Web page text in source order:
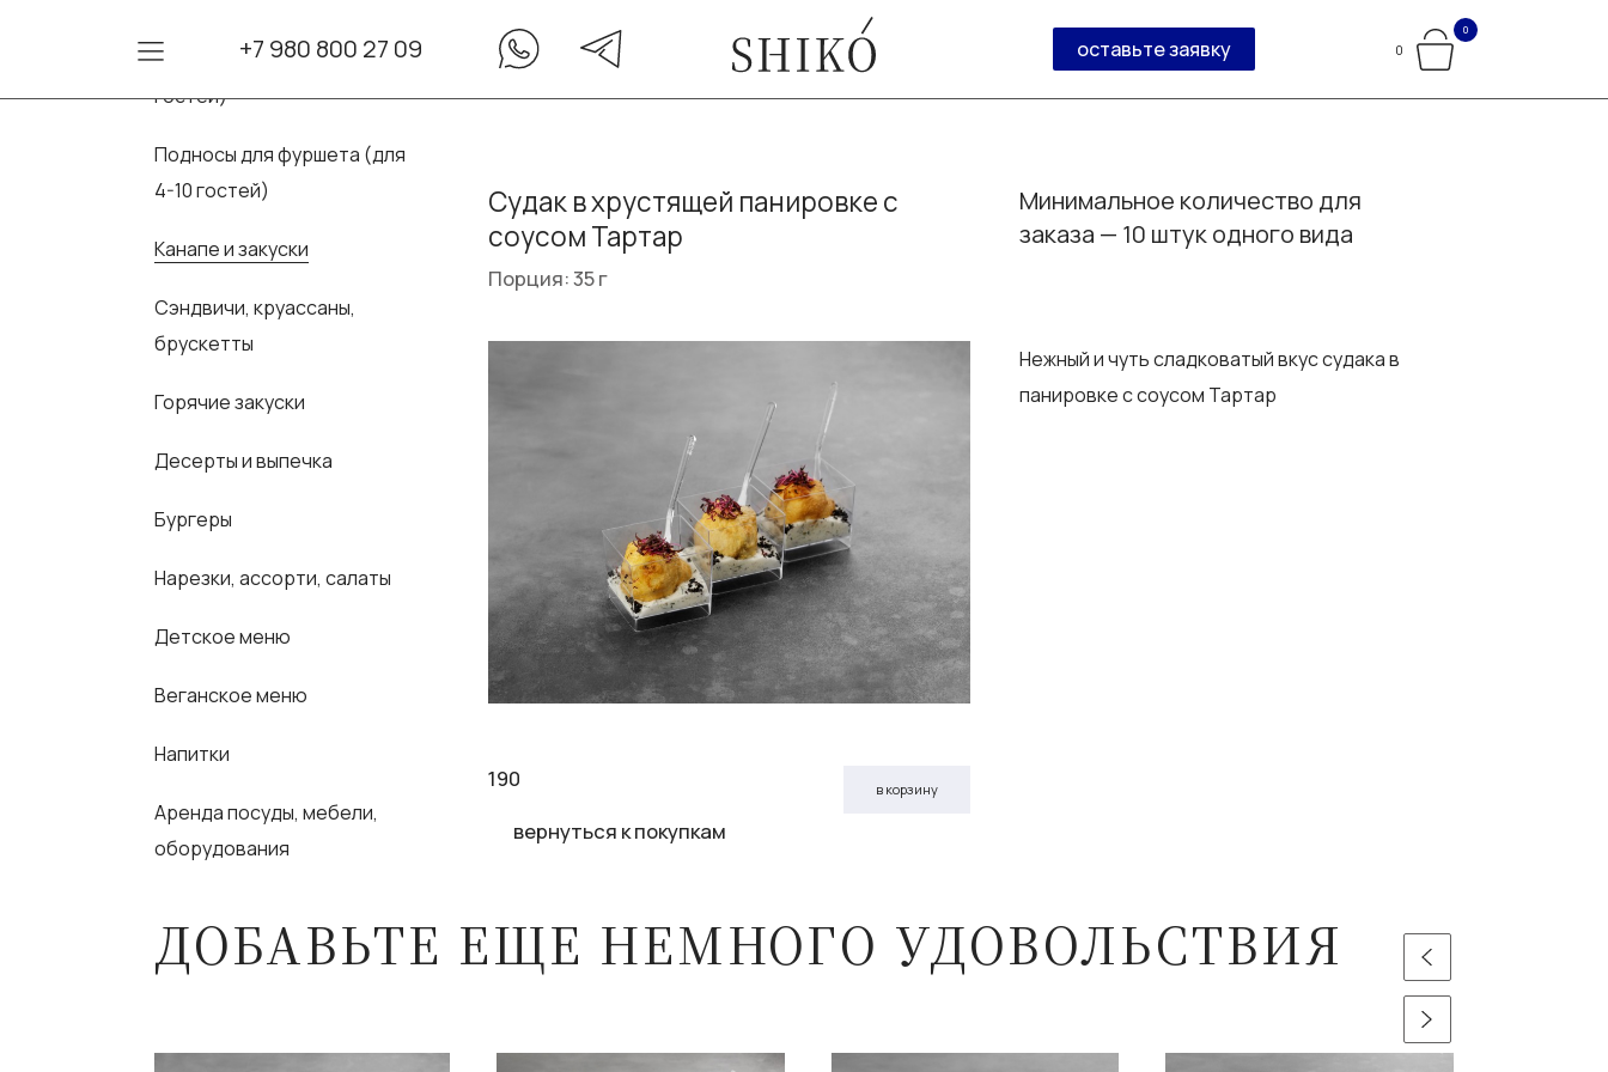
+7 980 800 27 09 оставьте заявку 0
0
Сеты для фуршета (для 10-30
гостей)
Подносы для фуршета (для
4-10 гостей)
Канапе и закуски
Сэндвичи, круассаны,
брускетты
Горячие закуски
Десерты и выпечка
Бургеры
Нарезки, ассорти, салаты
Детское меню
Веганское меню
Напитки
Аренда посуды, мебели,
оборудования
Судак в хрустящей панировке с
соусом Тартар
Порция: 35 г
Минимальное количество для
заказа — 10 штук одного вида
190 в корзину
вернуться к покупкам
Нежный и чуть сладковатый вкус судака в
панировке с соусом Тартар
ДОБАВЬТЕ ЕЩЕ НЕМНОГО УДОВОЛЬСТВИЯ